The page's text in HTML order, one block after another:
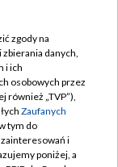
zgody na
danych,
i ich
osobowych przez
również „TVP”),
Zaufanych
tym do
i
poniżej, a